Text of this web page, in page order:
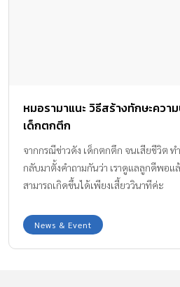
หมอรามาแนะ วิธีสร้างทักษะคว
เด็กตกตึก
จากกรณีข่าวดัง เด็กตกตึก จนเสียชีวิต ท
กลับมาตั้งคำถามกันว่า เราดูแลลูกดีพอแ
สามารถเกิดขึ้นได้เพียงเสี้ยววินาทีค่ะ
News & Event